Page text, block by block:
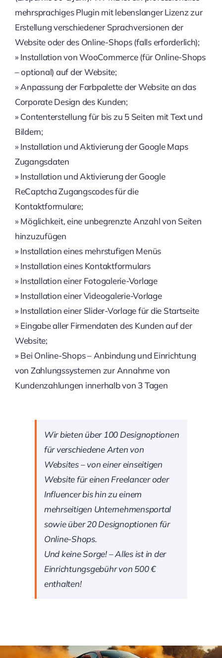
mehrsprachiges Plugin mit lebenslanger Lizenz zur
Erstellung verschiedener Sprachversionen der
Website oder des Online-Shops (falls erforderlich);
» Installation von WooCommerce (für Online-Shops
– optional) auf der Website;
» Anpassung der Farbpalette der Website an das
Corporate Design des Kunden;
» Contenterstellung für bis zu 5 Seiten mit Text und
Bildern;
» Installation und Aktivierung der Google Maps
Zugangsdaten
» Installation und Aktivierung der Google
ReCaptcha Zugangscodes für die
Kontaktformulare;
» Möglichkeit, eine unbegrenzte Anzahl von Seiten
hinzuzufügen
» Installation eines mehrstufigen Menüs
» Installation eines Kontaktformulars
» Installation einer Fotogalerie-Vorlage
» Installation einer Videogalerie-Vorlage
» Installation einer Slider-Vorlage für die Startseite
» Eingabe aller Firmendaten des Kunden auf der
Website;
» Bei Online-Shops – Anbindung und Einrichtung
von Zahlungssystemen zur Annahme von
Kundenzahlungen innerhalb von 3 Tagen
Wir bieten über 100 Designoptionen
für verschiedene Arten von
Websites – von einer einseitigen
Website für einen Freelancer oder
Influencer bis hin zu einem
mehrseitigen Unternehmensportal
sowie über 20 Designoptionen für
Online-Shops.
Und keine Sorge! – Alles ist in der
Einrichtungsgebühr von 500 €
enthalten!